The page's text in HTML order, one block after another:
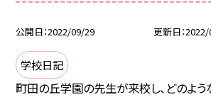
公開日 2022/09/29 更新日
学校日記
町田の丘学園の先生が来校し、どのよ